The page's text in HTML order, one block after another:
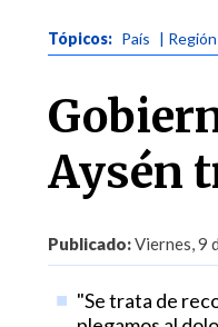
Tópicos: País |
Aysén
Publicado:Viernes, 9
"Se trata de